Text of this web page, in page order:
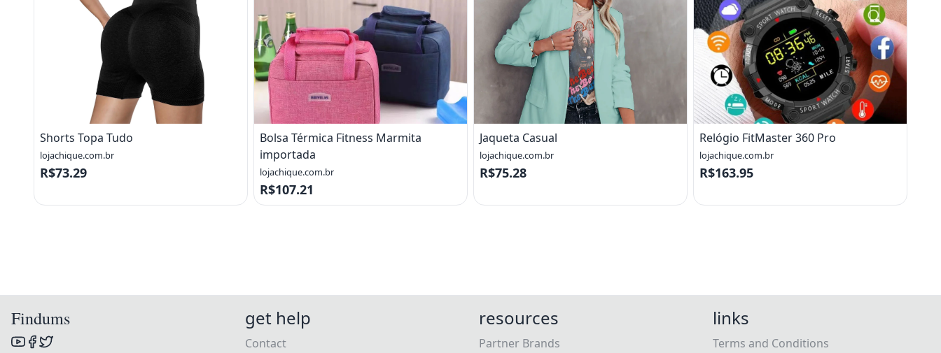
Shorts Topa Tudo
lojachique.com.br
R$73.29
Bolsa Térmica Fitness Marmita
importada
lojachique.com.br
R$107.21
Jaqueta Casual
lojachique.com.br
R$75.28
Relógio FitMaster 360 Pro
lojachique.com.br
R$163.95
Findums get help
Contact
resources
Partner Brands
links
Terms and Conditions